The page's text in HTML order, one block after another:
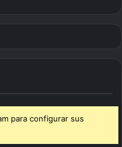
para configurar sus